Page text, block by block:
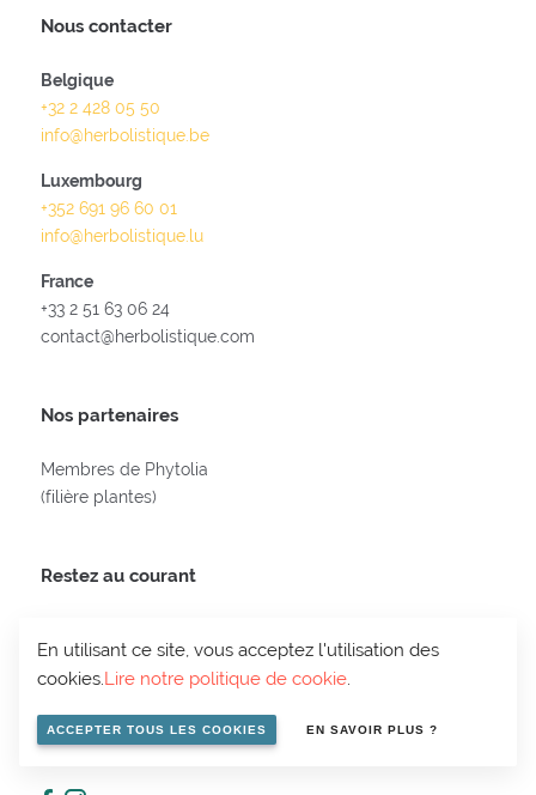
Nous contacter
Belgique
+32 2 428 05 50
info@herbolistique.be
Luxembourg
+352 691 96 60 01
info@herbolistique.lu
France
+33 2 51 63 06 24
contact@herbolistique.com
Nos partenaires
Membres de Phytolia
(filière plantes)
Restez au courant
MAIL
En utilisant ce site, vous acceptez l'utilisation des
cookies. Lire notre politique de cookie
ACCEPTER TOUS LES COOKIES EN SAVOIR PLUS ?